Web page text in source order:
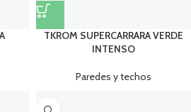
TKROM SUPERCARRARA VERDE
INTENSO
Paredes y techos